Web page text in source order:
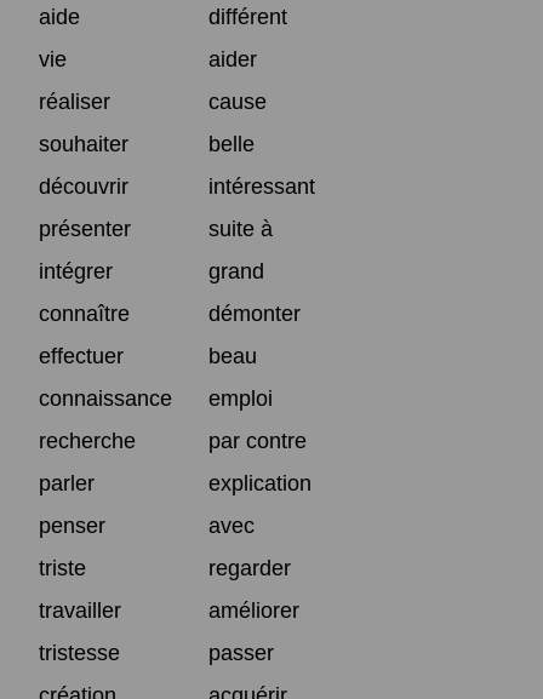
aide
différent
vie
aider
réaliser
cause
souhaiter
belle
découvrir
intéressant
présenter
suite à
intégrer
grand
connaître
démonter
effectuer
beau
connaissance
emploi
recherche
par contre
parler
explication
penser
avec
triste
regarder
travailler
améliorer
tristesse
passer